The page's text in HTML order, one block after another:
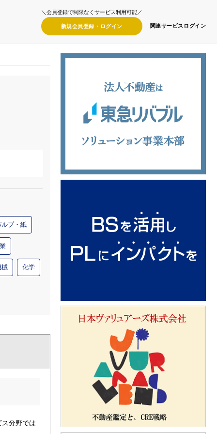
＼会員登録で制限なくサービス利用可能／
新規会員登録・ ログイン 関連サービス ログイン
ルプ・紙
械 化学
分野では